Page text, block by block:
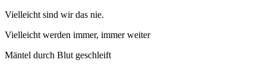
Vielleicht sind wir das nie.
Vielleicht werden immer, immer weiter
Mäntel durch Blut geschleift